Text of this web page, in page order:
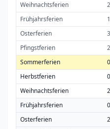
Weihnachtsferien
Frühjahrsferien
Osterferien
Pfingstferien
Sommerferien
Herbstferien
Weihnachtsferien
Frühjahrsferien
Osterferien